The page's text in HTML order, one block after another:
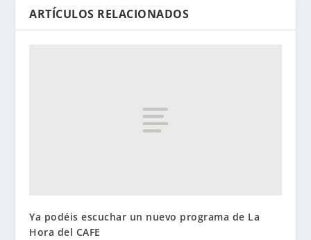
ARTÍCULOS RELACIONADOS
Ya podéis escuchar un nuevo programa de La
Hora del CAFE